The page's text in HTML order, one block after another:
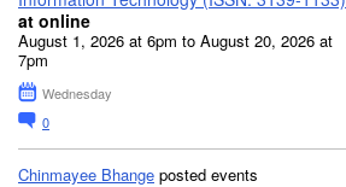
at online
August 1, 2026 at 6pm to August 20, 2026 at
7pm
Wednesday
0
Chinmayee Bhange posted events